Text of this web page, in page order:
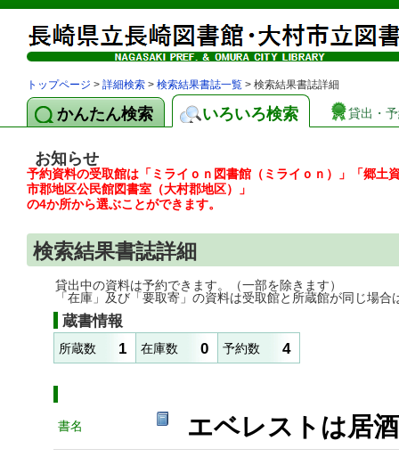
トップページ > 詳細検索 > 検索結果書誌一覧 > 検索結果書誌詳細
かんたん検索 いろいろ検索 貸出・
お知らせ
予約資料の受取館は「ミライｏｎ図書館（ミライｏｎ）」「郷
市郡地区公民館図書室（大村郡地区）」
の4か所から選ぶことができます。
検索結果書誌詳細
貸出中の資料は予約できます。（一部を除きます）
「在庫」及び「要取寄」の資料は受取館と所蔵館が同じ場合
蔵書情報
所蔵数 1 在庫数 0 予約数 4
書名 エベレストは居